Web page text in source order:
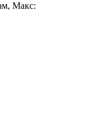
Макс: